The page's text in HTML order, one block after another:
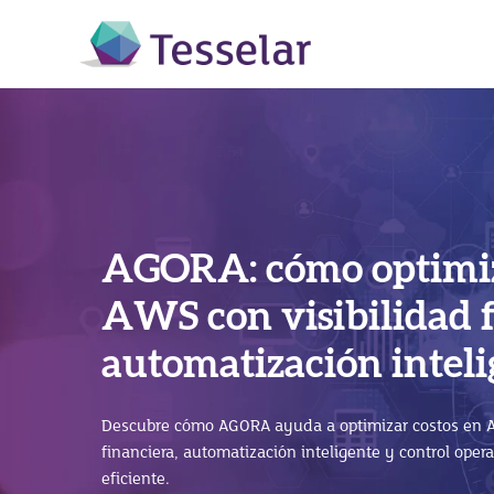
SAP Business One en
beneficios para hacer
empresa
AGORA: cómo
AWS con visibilidad
automatización
Descubre cómo AGORA ayuda a optimizar costos en
financiera, automatización inteligente y control
eficiente.
SAP Business
(BTP): cómo impulsar
con SAP S/4HANA
Descubre cómo SAP Business Technology Platform
integra sistemas y potencia SAP S/4HANA sin afectar